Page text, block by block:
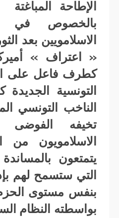
الإطاحة المباغتة
بالخصوص في
الاسلامويين بعد
« اعتراف »
كطرف فاعل على
التونسية
الناخب التونسي
تخيفه الفوضى
الاسلامويون من
يتمتعون بالمساندة
التي ستسمح لهم
بنفس مستوى
بواسطته النظام